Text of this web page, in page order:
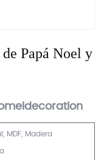
Papá Noel y
MDF, Madera